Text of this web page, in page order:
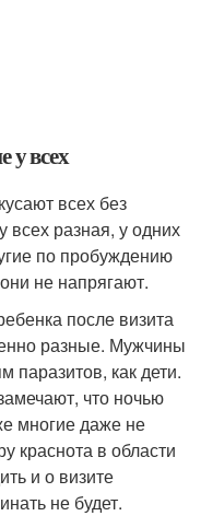
у всех
всех без
всех разная, у одних
по пробуждению
не напрягают.
после визита
разные. Мужчины
паразитов, как дети.
что ночью
многие даже не
краснота в области
и о визите
не будет.